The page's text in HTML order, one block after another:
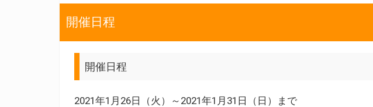
開催日程
開催日程
2021年1月26日（火）～2021年1月31日（日）まで